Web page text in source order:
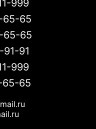
999
65-65
65-65
91
999
65-65